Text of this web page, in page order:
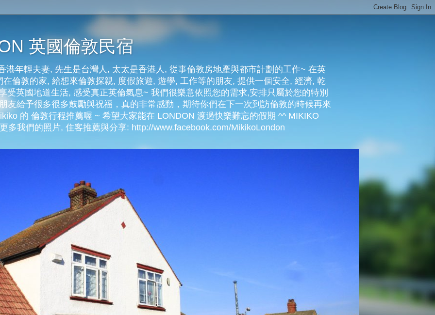
英國倫敦民宿
港年輕夫妻, 先生是台灣人, 太太是香港人, 從事倫敦房地產與都市計劃的工作~ 在英
倫敦的家, 給想來倫敦探親, 度假旅遊, 遊學, 工作等的朋友, 提供一個安全, 經濟, 乾
受英國地道生活, 感受真正英倫氣息~ 我們很樂意依照您的需求,安排只屬於您的特別
友給予很多很多鼓勵與祝福，真的非常感動，期待你們在下一次到訪倫敦的時候再來
的 倫敦行程推薦喔 ~ 希望大家能在 LONDON 渡過快樂難忘的假期 ^^ MIKIKO
多我們的照片, 住客推薦與分享: http://www.facebook.com/MikikoLondon